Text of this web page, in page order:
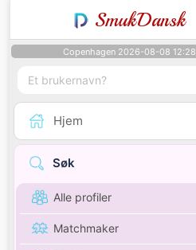
SmukDansk
Copenhagen 2026-08-08 12:28
Hjem
Søk
Alle profiler
Matchmaker